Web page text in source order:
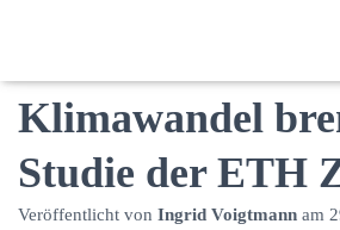
Klimawandel
Studie der ETH
Veröffentlicht von Ingrid Voigtmann am